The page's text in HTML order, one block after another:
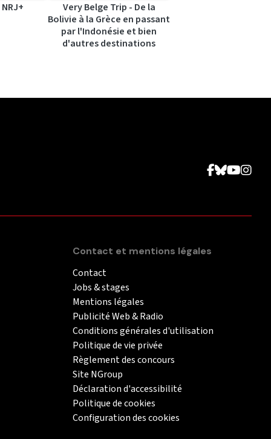
Very Belge Trip - De la
Bolivie à la Grèce en passant
par l'Indonésie et bien
d'autres destinations
Contact et mentions légales
Contact
Jobs & stages
Mentions légales
Publicité Web & Radio
Conditions générales d'utilisation
Politique de vie privée
Règlement des concours
Site NGroup
Déclaration d'accessibilité
Politique de cookies
Configuration des cookies